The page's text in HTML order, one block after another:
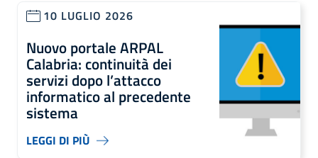
10 LUGLIO 2026
Nuovo portale ARPAL
Calabria: continuità dei
servizi dopo l’attacco
informatico al precedente
sistema
LEGGI DI PIÙ